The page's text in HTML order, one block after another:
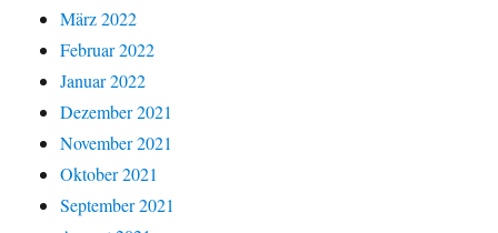
März 2022
Februar 2022
Januar 2022
Dezember 2021
November 2021
Oktober 2021
September 2021